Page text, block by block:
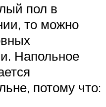
пол в
то можно
Напольное
потому что: